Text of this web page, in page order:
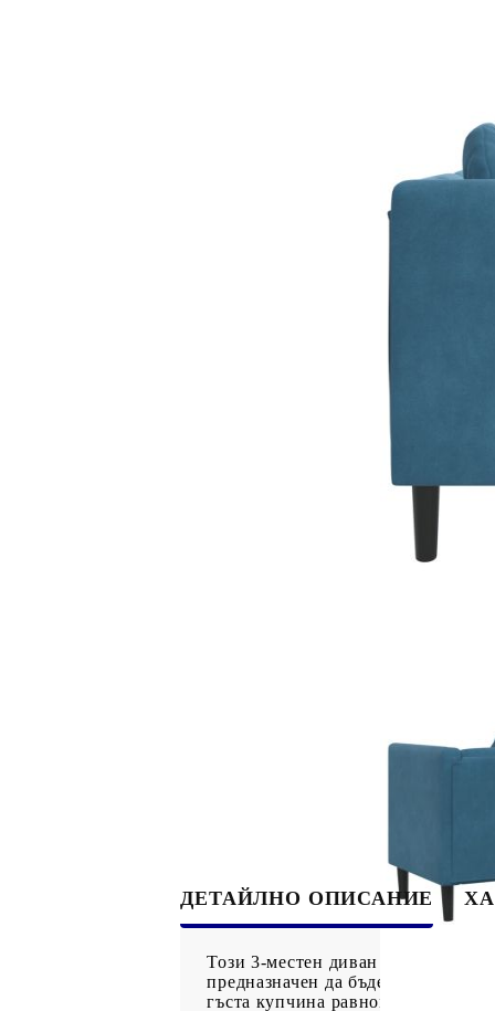
ДЕТАЙЛНО ОПИСАНИЕ
Този 3-местен диван е отлично
предназначен да бъде фокусна
гъста купчина равномерно